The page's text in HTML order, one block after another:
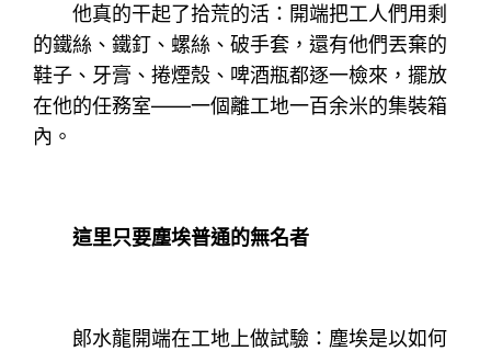
他真的干起了拾荒的活：開端把工人們用剩
的鐵絲、鐵釘、螺絲、破手套，還有他們丟棄的
鞋子、牙膏、捲煙殼、啤酒瓶都逐一檢來，擺放
在他的任務室——一個離工地一百余米的集裝箱
內。
這里只要塵埃普通的無名者
郞水龍開端在工地上做試驗：塵埃是以如何